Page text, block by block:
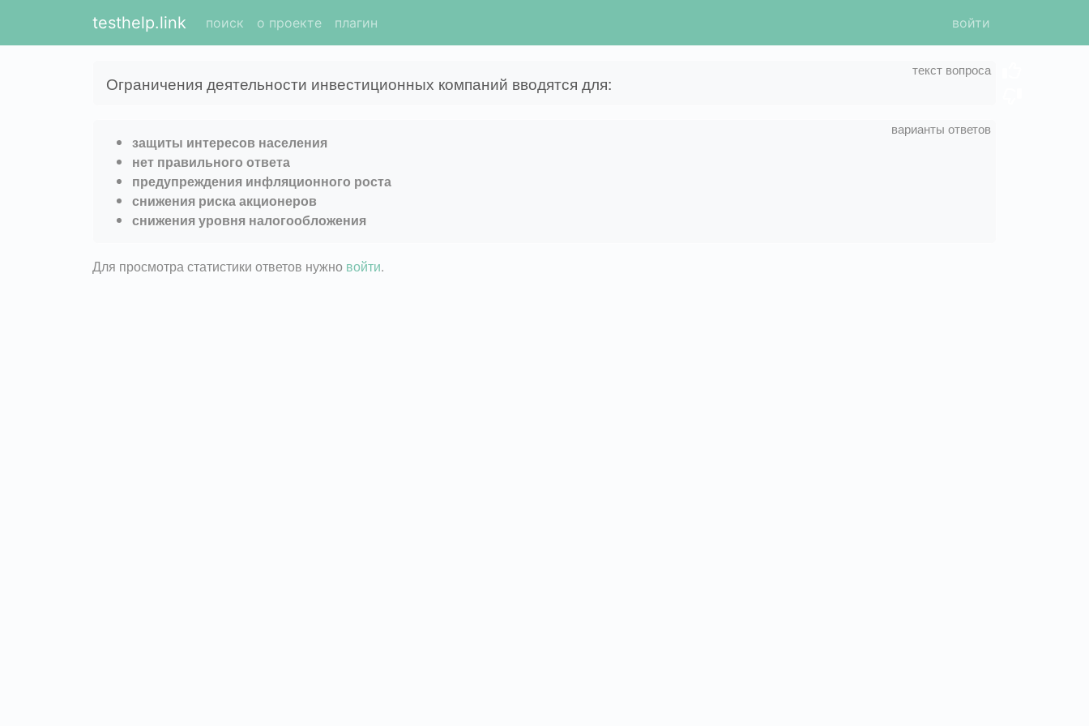
testhelp.link поиск о проекте плагин войти
Ограничения деятельности инвестиционных компаний вводятся для:
защиты интересов населения
нет правильного ответа
предупреждения инфляционного роста
снижения риска акционеров
снижения уровня налогообложения
Для просмотра статистики ответов нужно войти.